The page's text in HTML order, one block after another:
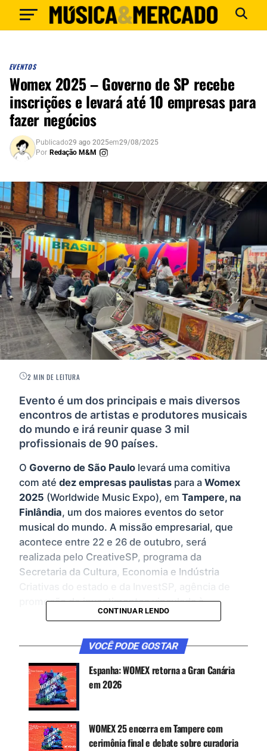
EVENTOS
Womex 2025 – Governo de SP recebe
inscrições e levará até 10 empresas para
fazer negócios
Publicado29 ago 2025em29/08/2025
Por Redação M&M
2 MIN DE LEITURA
Evento é um dos principais e mais diversos
encontros de artistas e produtores musicais
do mundo e irá reunir quase 3 mil
profissionais de 90 países.
O Governo de São Paulo levará uma comitiva
com até dez empresas paulistas para a Womex
2025 (Worldwide Music Expo), em Tampere, na
Finlândia, um dos maiores eventos do setor
musical do mundo. A missão empresarial, que
acontece entre 22 e 26 de outubro, será
realizada pelo CreativeSP, programa da
Secretaria da Cultura, Economia e Indústria
promoção de investimentos vinculada à
Secretaria de Desenvolvimento Econômico.
As empresas interessadas devem consultar o
regulamento do programa e se inscrever pelo site
da InvestSP até 08 de setembro. Além de
incentivar a troca de conhecimentos, o
CreativeSP busca promover novos negócios,
atrair investimento estrangeiro e potencializar a
geração de emprego e renda na indústria cultural.
CONTINUAR LENDO
VOCÊ PODE GOSTAR
Espanha: WOMEX retorna a Gran Canária
em 2026
WOMEX 25 encerra em Tampere com
cerimônia final e debate sobre curadoria